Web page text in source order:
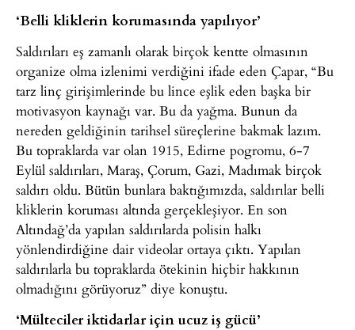
‘Belli kliklerin korumasında yapılıyor’
Saldırıları eş zamanlı olarak birçok kentte olmasının
organize olma izlenimi verdiğini ifade eden Çapar, “Bu
tarz linç girişimlerinde bu lince eşlik eden başka bir
motivasyon kaynağı var. Bu da yağma. Bunun da
nereden geldiğinin tarihsel süreçlerine bakmak lazım.
Bu topraklarda var olan 1915, Edirne pogromu, 6-7
Eylül saldırıları, Maraş, Çorum, Gazi, Madımak birçok
saldırı oldu. Bütün bunlara baktığımızda, saldırılar belli
kliklerin koruması altında gerçekleşiyor. En son
Altındağ’da yapılan saldırılarda polisin halkı
yönlendirdiğine dair videolar ortaya çıktı. Yapılan
saldırılarla bu topraklarda ötekinin hiçbir hakkının
olmadığını görüyoruz” diye konuştu.
‘Mülteciler iktidarlar için ucuz iş gücü’